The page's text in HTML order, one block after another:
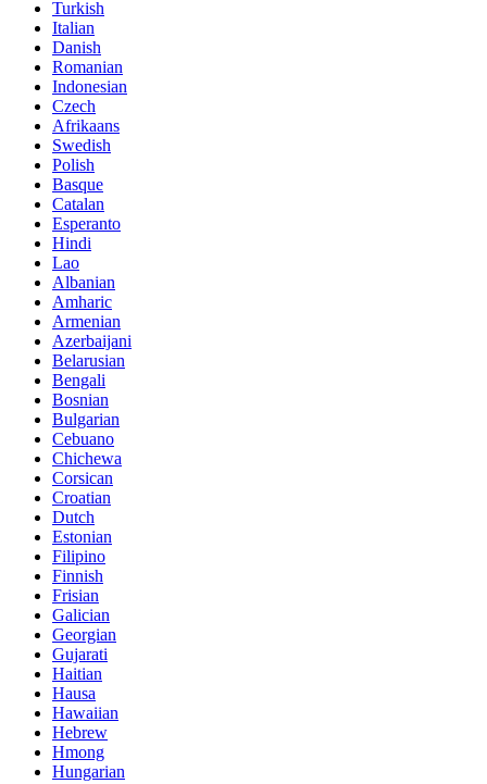
Turkish
Italian
Danish
Romanian
Indonesian
Czech
Afrikaans
Swedish
Polish
Basque
Catalan
Esperanto
Hindi
Lao
Albanian
Amharic
Armenian
Azerbaijani
Belarusian
Bengali
Bosnian
Bulgarian
Cebuano
Chichewa
Corsican
Croatian
Dutch
Estonian
Filipino
Finnish
Frisian
Galician
Georgian
Gujarati
Haitian
Hausa
Hawaiian
Hebrew
Hmong
Hungarian